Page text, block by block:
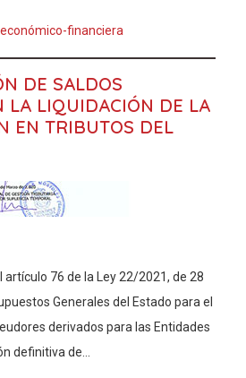
financiera
DE SALDOS
LA LIQUIDACIÓN DE LA
EN TRIBUTOS DEL
artículo 76 de la Ley 22/2021, de 28
Generales del Estado para el
derivados para las Entidades
definitiva de...